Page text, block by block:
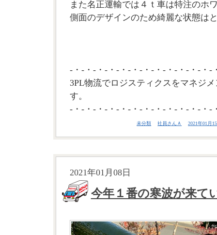
また名正運輸では４ｔ車は特注のホ
側面のデザインのため綺麗な状態は
-・-・-・-・-・-・-・-・-・-・-・-・-
3PL物流でロジスティクスをマネジ
す。
-・-・-・-・-・-・-・-・-・-・-・-・-
未分類 社員さんＡ 2021年01月
2021年01月08日
今年１番の寒波が来て